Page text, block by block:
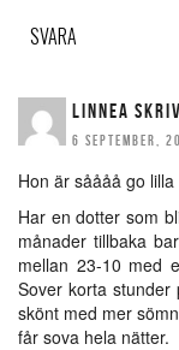
SVARA
LINNEA
6 SEPTEMBER,
Hon är såååå go lilla
Har en dotter som
månader tillbaka
mellan 23-10 med
Sover korta
skönt med mer
får sova hela nätter.